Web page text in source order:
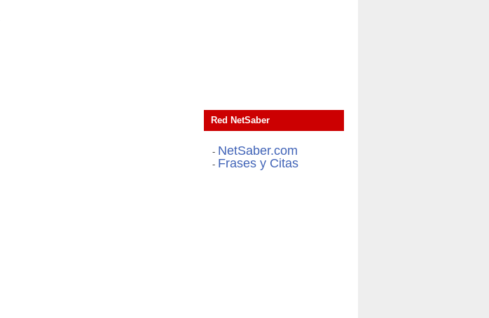
Red NetSaber
- NetSaber.com
- Frases y Citas